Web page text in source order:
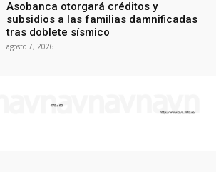
Asobanca otorgará créditos y
subsidios a las familias damnificadas
tras doblete sísmico
agosto 7, 2026